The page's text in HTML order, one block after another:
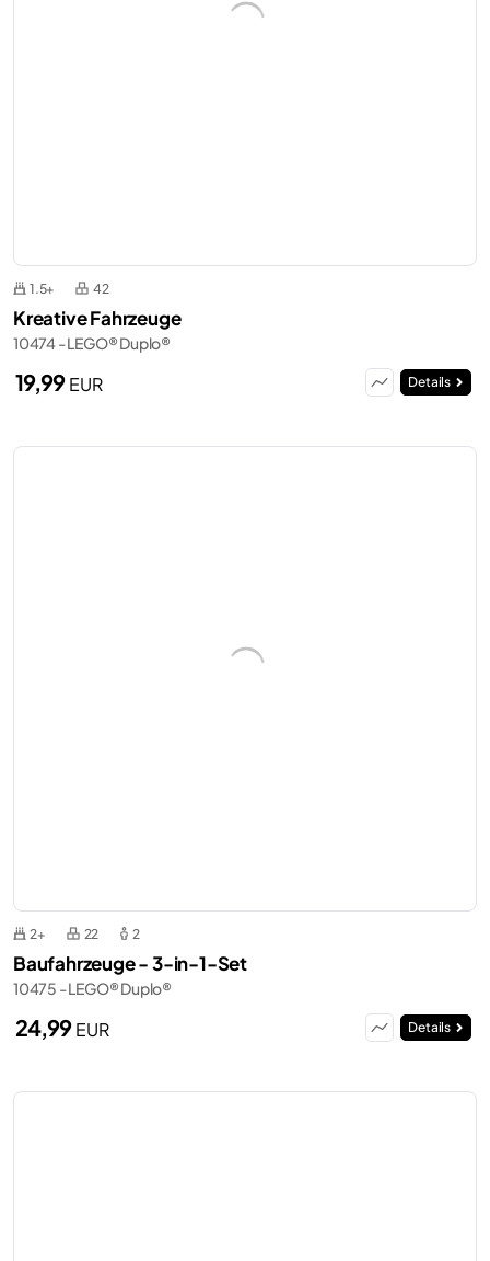
1.5+ 42
Kreative Fahrzeuge
10474 - LEGO® Duplo®
19,99EUR Details
2+ 22 2
Baufahrzeuge - 3-in-1-Set
10475 - LEGO® Duplo®
24,99EUR Details